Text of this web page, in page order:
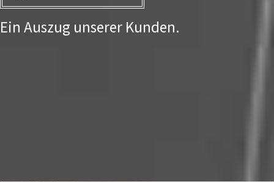
Ein Auszug unserer Kunden.